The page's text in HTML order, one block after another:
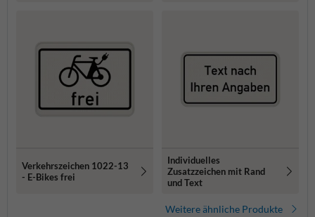
Verkehrszeichen 1022-13
- E-Bikes frei
Individuelles
Zusatzzeichen mit Rand
und Text
Weitere ähnliche Produkte